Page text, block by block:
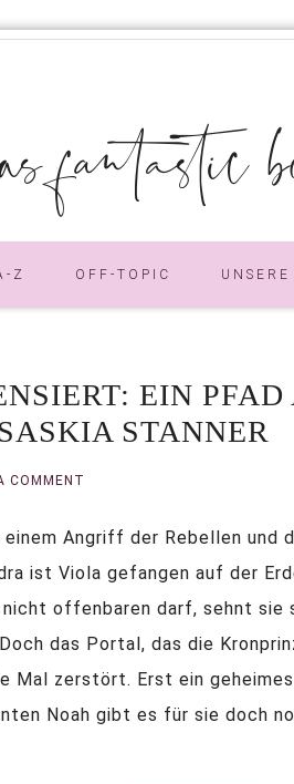
Z OFF-TOPIC
EIN
STANNER
COMMENT
einem Angriff der Rebellen und
ist Viola gefangen auf der
offenbaren darf, sehnt sie
das Portal, das die
Mal zerstört. Erst ein
Noah gibt es für sie doch